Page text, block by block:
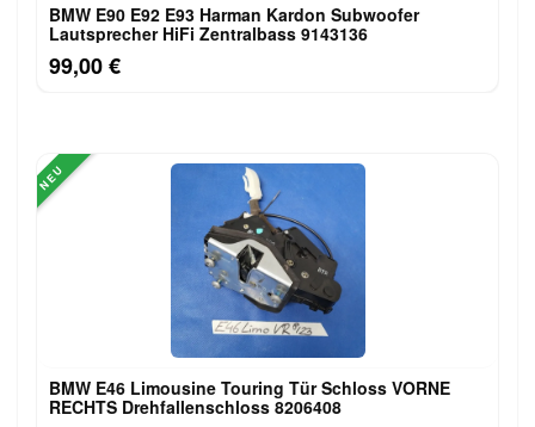
BMW E90 E92 E93 Harman Kardon Subwoofer
Lautsprecher HiFi Zentralbass 9143136
99,00 €
NEU
BMW E46 Limousine Touring Tür Schloss VORNE
RECHTS Drehfallenschloss 8206408